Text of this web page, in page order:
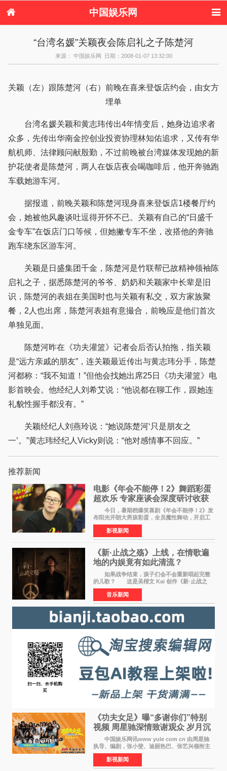
中国娱乐网
港台娱乐
日本娱乐 韩国娱乐
欧美娱乐
音乐新闻 影视新闻
内地明星八卦
八卦
“台湾名媛”关颖夜会陈启礼之子陈楚河
来源： 中国娱乐网 日期：2008-01-07 13:32:00
关颖（左）跟陈楚河（右）前晚在喜来登饭店约会，由女方
埋单
台湾名媛关颖和黄志玮传出4年情变后，她身边追求者
众多，先传出华南金控创业投资协理林知佑追求，又传有华
航机师、法律顾问献殷勤，不过前晚被台湾媒体发现她的新
护花使者是陈楚河，两人在饭店夜会喝咖啡后，他开奔驰跑
车载她游车河。
据报道，前晚关颖和陈楚河现身喜来登饭店1楼餐厅约
会，她被他风趣谈吐逗得开怀不已。关颖有自己的“日盛千
金专车”在饭店门口等候，但她撇专车不坐，改搭他的奔驰
跑车绕东区游车河。
关颖是日盛集团千金，陈楚河是竹联帮已故精神领袖陈
启礼之子，据悉陈楚河的爷爷、奶奶和关颖家中长辈是旧
识，陈楚河的表姐在美国时也与关颖有私交，双方家族聚
餐，2人也出席，陈楚河表姐有意撮合，前晚应是他们首次
单独见面。
陈楚河昨在《功夫灌篮》记者会后否认拍拖，指关颖
是“远方亲戚的朋友”，连关颖最近传出与黄志玮分手，陈楚
河都称：“我不知道！”但他会找她出席25日《功夫灌篮》电
影首映会。他经纪人刘希艾说：“他说都在聊工作，跟她连
礼貌性握手都没有。”
关颖经纪人刘燕玲说：“她说陈楚河‘只是朋友之
一’。”黄志玮经纪人Vicky则说：“他对感情事不回应。”
推荐新闻
电影《年会不能停！2》舞蹈彩蛋
超欢乐 专家座谈会深度研讨收获
满满
今日，暑期档爆笑喜剧《年会不能停！2》发
布阳光开朗大男孩彩蛋，全员魔性舞动，开启工
位狂欢模式。影片于昨日同步举办专家座谈会，
导演董润年、总制片人应萝佳出席现场，与一众
业内、学界专家
影视新闻
《新·止战之殇》上线，在情歌遍
地的内娱竟有如此清流？
如果战争结束，孩子们会不会重新唱起完整
的儿歌？ 这是吴楷文 Kai 创作《新·止战之
殇》时最初的想法。 从伊朗相关冲突引发的
地区局势，到世界各地仍在发生的动荡与不安，
战争从来不只
音乐新闻
《功夫女足》曝“多谢你们”特别
视频 周星驰深情致谢观众 岁月沉
淀不灭初心
中国娱乐网讯www yule com cn 由周星驰
执导、编剧，张小斐、迪丽热巴、张艺兴领衔主
演，刘嘉玲、佐藤健特别出演，艾米、雪野、蔡
思贝、胡予安、倪好特别介绍的喜剧电影《功夫
女足》释出多谢你
影视新闻